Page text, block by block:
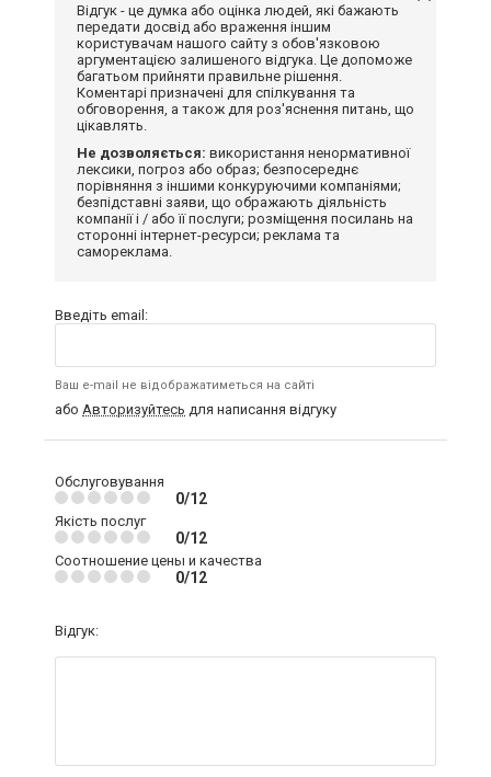
Відгук - це думка або оцінка людей, які бажають
передати досвід або враження іншим
користувачам нашого сайту з обов'язковою
аргументацією залишеного відгука. Це допоможе
багатьом прийняти правильне рішення.
Коментарі призначені для спілкування та
обговорення, а також для роз'яснення питань, що
цікавлять.
Не дозволяється: використання ненормативної
лексики, погроз або образ; безпосереднє
порівняння з іншими конкуруючими компаніями;
безпідставні заяви, що ображають діяльність
компанії і / або її послуги; розміщення посилань на
сторонні інтернет-ресурси; реклама та
самореклама.
Введіть email:
Ваш e-mail не відображатиметься на сайті
або Авторизуйтесь для написання відгуку
Обслуговування
0/12
Якість послуг
0/12
Соотношение цены и качества
0/12
Відгук: